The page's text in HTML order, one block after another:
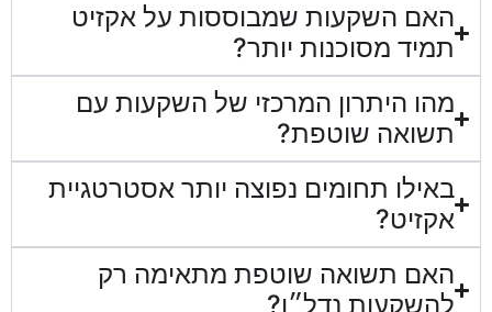
האם השקעות שמבוססות על אקזיט
תמיד מסוכנות יותר?
מהו היתרון המרכזי של השקעות עם
תשואה שוטפת?
באילו תחומים נפוצה יותר אסטרטגיית
אקזיט?
האם תשואה שוטפת מתאימה רק
להשקעות נדל״ן?